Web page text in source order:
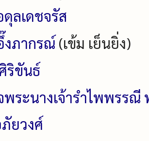
ลเดชจรัส
งภากรณ์ (เข้ม เย็นยิ่ง)
ริขันธ์
พระนางเจ้ารำไพพรร
ยวงศ์